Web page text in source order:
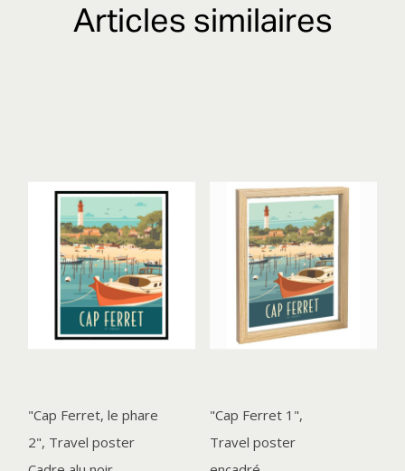
Articles similaires
"Cap Ferret, le phare
2", Travel poster
"Cap Ferret 1",
Travel poster